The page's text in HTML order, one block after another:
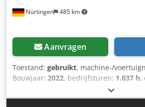
Nürtingen 485 km
Aanvragen
Toestand: gebruikt, machine-/
Bouwjaar: 2022, bedrijfsturen: 1.037 h,
220 mm,
mm, brandstoftype:elektrisch,